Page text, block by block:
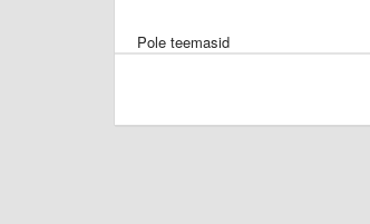
Pole teemasid